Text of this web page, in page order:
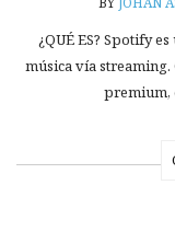
¿QUÉ ES? Spotify
música vía
premium,